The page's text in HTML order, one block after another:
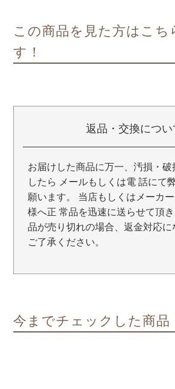
この商品を見た方はこち
す！
返品・交換につい
お届けした商品に万一、汚損・破
したら メールもしくは電 話にて
願います。 当店もしくはメーカ
様へ正 常品を迅速に送らせて頂
品が売り切れの場合、返金対応に
ご了承ください。
今までチェックした商品